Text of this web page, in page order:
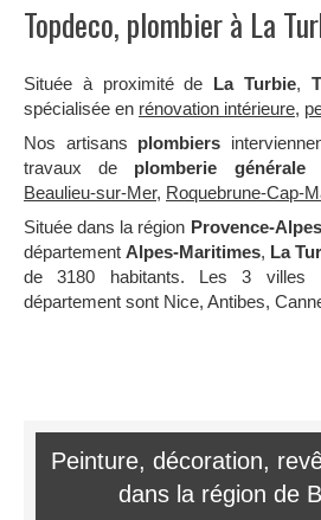
Topdeco, plombier à La
Située à proximité de La Turbie,
spécialisée en rénovation intérieure,
Nos artisans plombiers
travaux de plomberie générale
Beaulieu-sur-Mer, Roquebrune-Cap-
Située dans la région Provence-
département Alpes-Maritimes, La
de 3180 habitants. Les 3 villes
département sont Nice, Antibes,
Peinture, décoration,
dans la région de